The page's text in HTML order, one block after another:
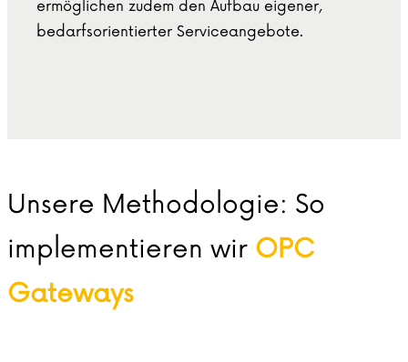
ermöglichen zudem den Aufbau eigener,
bedarfsorientierter Serviceangebote.
Unsere Methodologie: So
implementieren wir OPC
Gateways